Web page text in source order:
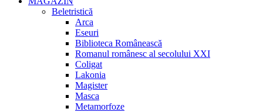
Beletristică
Arca
Eseuri
Biblioteca Românească
Romanul românesc al secolului XXI
Coligat
Lakonia
Magister
Masca
Metamorfoze